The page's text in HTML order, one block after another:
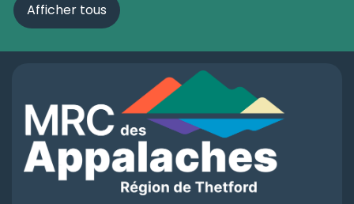
Afficher tous